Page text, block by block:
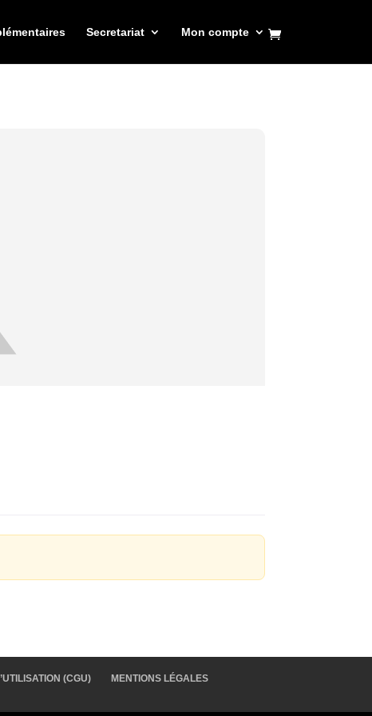
Secretariat Mon compte
(CGU) MENTIONS LÉGALES